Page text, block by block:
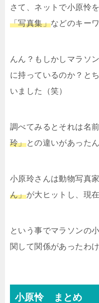
さて、ネットで小原怜
「写真集」などのキー
んん？もしかしマラソ
に持っているのか？と
いました（笑）
調べてみるとそれは名
玲」との違いがあったん
小原玲さんは動物写真
ん」が大ヒットし、現
という事でマラソンの
関して関係があったわ
小原怜 まとめ